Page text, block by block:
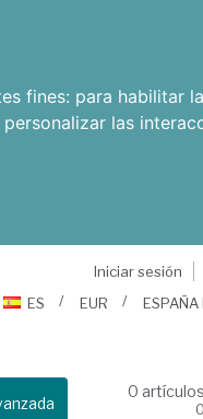
fines: para habilitar
las
Iniciar sesión
ES
EUR ESPAÑA
0 artículos
0